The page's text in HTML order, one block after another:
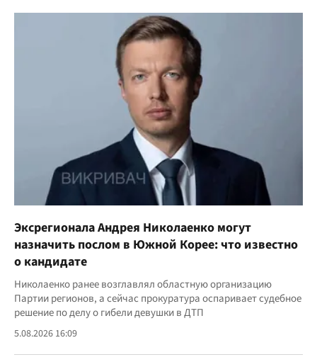
Эксрегионала Андрея Николаенко могут
назначить послом в Южной Корее: что известно
о кандидате
Николаенко ранее возглавлял областную организацию
Партии регионов, а сейчас прокуратура оспаривает судебное
решение по делу о гибели девушки в ДТП
5.08.2026 16:09